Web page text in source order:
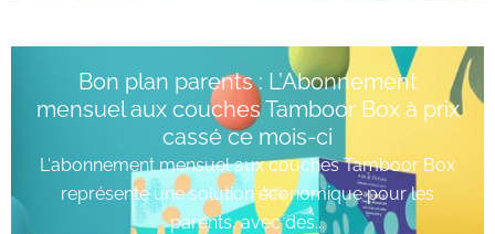
Bon plan parents : L’Abonnement
mensuel aux couches Tamboor Box à prix
cassé ce mois-ci
L'abonnement mensuel aux couches Tamboor Box
représente une solution économique pour les
parents, avec des...